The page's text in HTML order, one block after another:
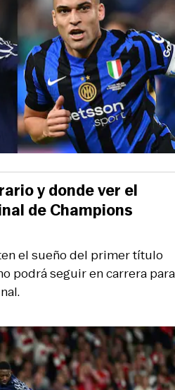
el sueño del primer título
podrá seguir en carrera para
y donde ver el
de Champions